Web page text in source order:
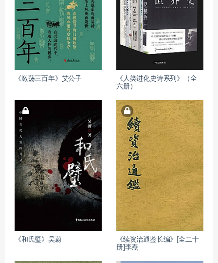
《激荡三百年》艾公子
《人类进化史诗系列》（全
六册）
《和氏璧》吴蔚
《续资治通鉴长编》[全二十
册]李焘